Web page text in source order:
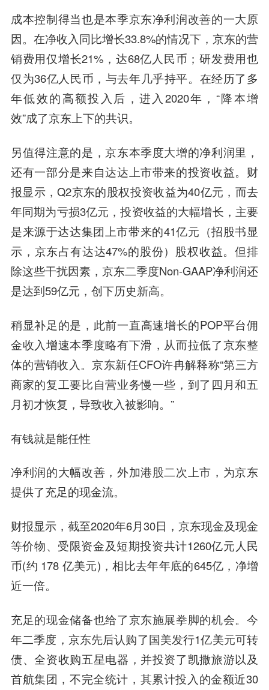
成本控制得当也是本季京东净利润改善的一大原
因。在净收入同比增长33.8%的情况下，京东的营
销费用仅增长21%，达68亿人民币；研发费用也
仅为36亿人民币，与去年几乎持平。在经历了多
年低效的高额投入后，进入2020年，“降本增
效”成了京东上下的共识。
另值得注意的是，京东本季度大增的净利润里，
还有一部分是来自达达上市带来的投资收益。 财
报显示，Q2京东的股权投资收益为40亿元，而去
年同期为亏损3亿元，投资收益的大幅增长，主要
是来源于达达集团上市带来的41亿元（招股书显
示，京东占有达达47%的股份）股权收益。但排
除这些干扰因素，京东二季度Non-GAAP净利润还
是达到59亿元，创下历史新高。
稍显补足的是，此前一直高速增长的POP平台佣
金收入增速本季度略有下滑，从而拉低了京东整
体的营销收入。京东新任CFO许冉解释称“第三方
商家的复工要比自营业务慢一些，到了四月和五
月初才恢复，导致收入被影响。”
有钱就是能任性
净利润的大幅改善，外加港股二次上市，为京东
提供了充足的现金流。
财报显示，截至2020年6月30日，京东现金及现金
等价物、受限资金及短期投资共计1260亿元人民
币(约 178 亿美元)，相比去年年底的645亿，净增
近一倍。
充足的现金储备也给了京东施展拳脚的机会。今
年二季度，京东先后认购了国美发行1亿美元可转
债、全资收购五星电器 ，并投资了凯撒旅游以及
首航集团，不完全统计，其累计投入的金额近30